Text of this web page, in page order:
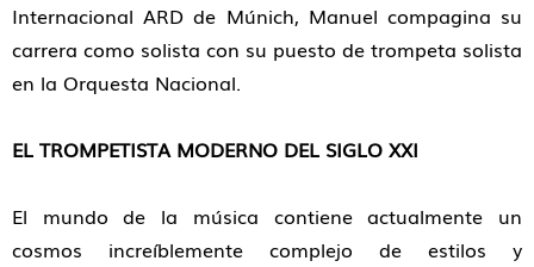
Internacional ARD de Múnich, Manuel compagina su
carrera como solista con su puesto de trompeta solista
en la Orquesta Nacional.
EL TROMPETISTA MODERNO DEL SIGLO XXI
El mundo de la música contiene actualmente un
cosmos increíblemente complejo de estilos y